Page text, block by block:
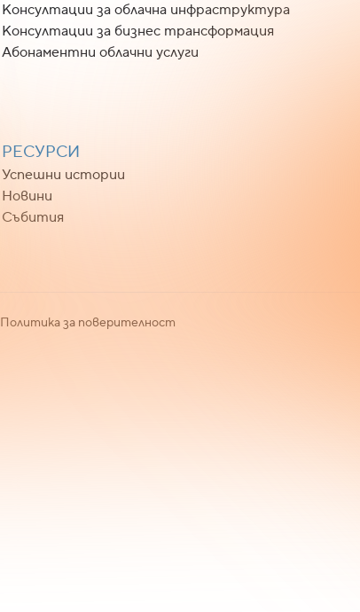
Консултации за облачна инфраструктура
Консултации за бизнес трансформация
Абонаментни облачни услуги
РЕСУРСИ
Успешни истории
Новини
Събития
Политика за поверителност